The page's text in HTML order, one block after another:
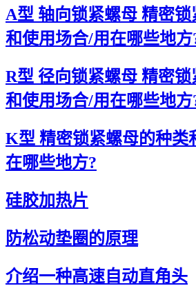
A型 轴向锁紧螺母 精密
和使用场合/用在哪些地方
R型 径向锁紧螺母 精密
和使用场合/用在哪些地方
K型 精密锁紧螺母的种类
在哪些地方?
硅胶加热片
防松动垫圈的原理
介绍一种高速自动直角头